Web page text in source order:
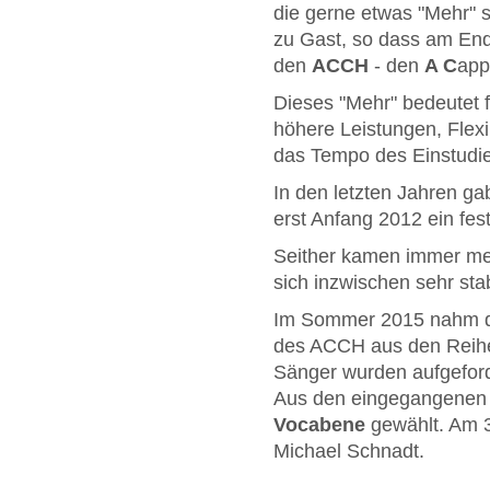
die gerne etwas "Mehr"
zu Gast, so dass am
den ACCH - den A C
Dieses "Mehr" bedeutet
höhere Leistungen,
das Tempo des
In den letzten Jahren
erst Anfang 2012 ein
Seither kamen immer
sich inzwischen sehr
Im Sommer 2015 nahm
des ACCH aus den
Sänger wurden
Aus den
Vocabene gewählt. Am
Michael Schnadt.